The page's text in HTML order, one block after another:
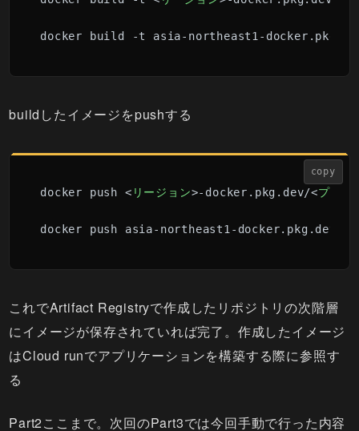
docker build -t asia-northeast1-
buildしたイメージをpushする
copy
docker push < リージョン>-docker.pkg.dev/<プロジ
docker push asia-northeast1-docker.pkg.dev/
これでArtifact Registryで作成したリポジトリの次階層
にイメージが保存されていれば完了。作成したイメージ
はCloud runでアプリケーションを構築する際に参照す
る
Part2ここまで。次回のPart3では今回手動で行った内容